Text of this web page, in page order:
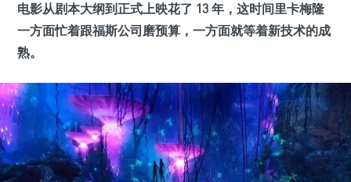
电影从剧本大纲到正式上映花了 13 年，这时间里卡梅隆
一方面忙着跟福斯公司磨预算，一方面就等着新技术的成
熟。